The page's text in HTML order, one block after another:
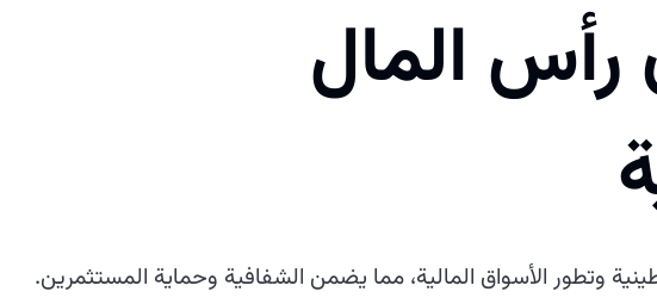
المال
وتطور الأسواق المالية، مما يضمن الشفافية وحماية المستثمرين.